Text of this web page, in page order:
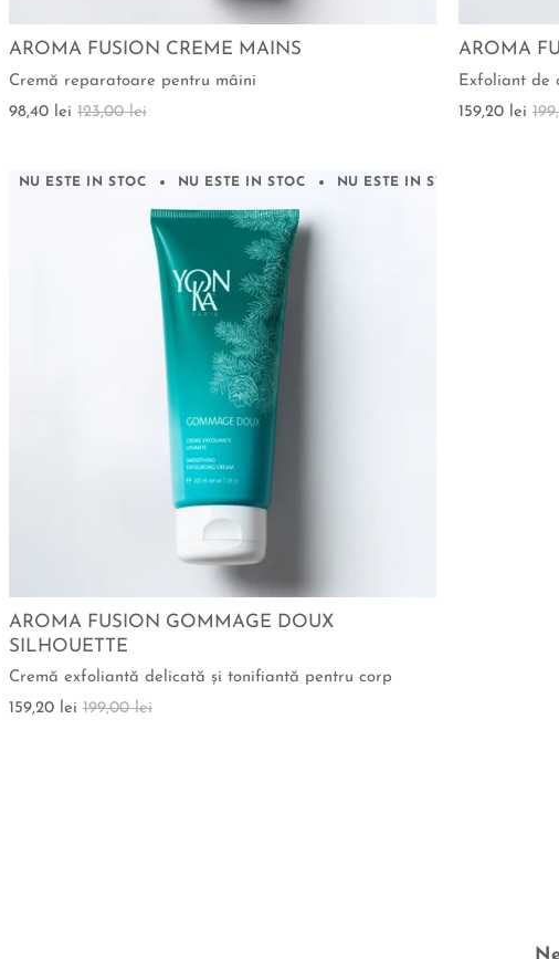
AROMA FUSION CREME MAINS
Cremă reparatoare pentru mâini
98,40 lei 123,00 lei
AROMA
Exfoliant de
159,20 lei
NU ESTE IN STOC NU ESTE IN STOC NU ESTE IN STOC
AROMA FUSION GOMMAGE DOUX
SILHOUETTE
Cremă exfoliantă delicată şi tonifiantă pentru corp
159,20 lei 199,00 lei